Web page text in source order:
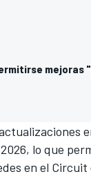
mejoras
lo que
en el Circuit